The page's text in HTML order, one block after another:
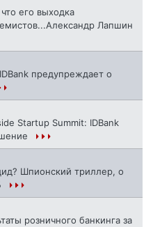
его выходка
Лапшин
предупреждает о
Startup Summit: IDBank
Шпионский триллер, о
розничного банкинга за